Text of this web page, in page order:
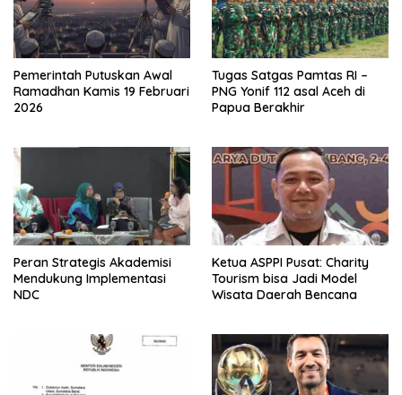
Pemerintah Putuskan Awal
Ramadhan Kamis 19 Februari
2026
Tugas Satgas Pamtas RI –
PNG Yonif 112 asal Aceh di
Papua Berakhir
Peran Strategis Akademisi
Mendukung Implementasi
NDC
Ketua ASPPI Pusat: Charity
Tourism bisa Jadi Model
Wisata Daerah Bencana